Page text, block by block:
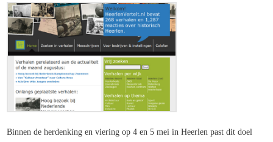
Binnen de herdenking en viering op 4 en 5 mei in Heerlen past dit doel